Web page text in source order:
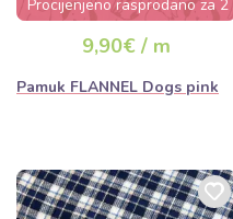
Procijenjeno rasprodano za 2
dana
9,90€ / m
Pamuk FLANNEL Dogs pink